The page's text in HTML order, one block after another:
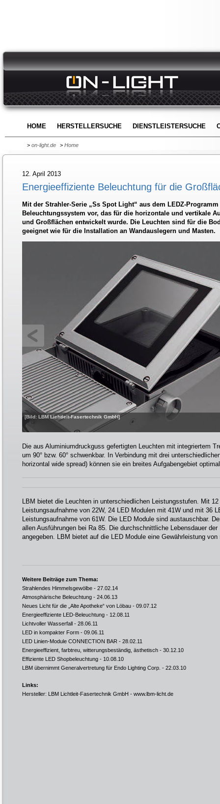
HOME HERSTELLERSUCHE DIENSTLEISTERSUCHE
> on-light.de > Home
12. April 2013
Energieeffiziente Beleuchtung für die
Mit der Strahler-Serie „Ss Spot Light“ aus dem LEDZ-
Beleuchtungssystem vor, das für die horizontale und vertikale
und Großflächen entwickelt wurde. Die Leuchten sind für die
geeignet wie für die Installation an Wandauslegern und Masten.
[Bild: LBM Lichtleit-Fasertechnik GmbH]
Die aus Aluminiumdruckguss gefertigten Leuchten mit integriertem
um 90° bzw. 60° schwenkbar. In Verbindung mit drei
horizontal wide spread) können sie ein breites Aufgabengebiet
LBM bietet die Leuchten in unterschiedlichen Leistungsstufen. Mit
Leistungsaufnahme von 22W, 24 LED Modulen mit 41W und mit 36
Leistungsaufnahme von 61W. Die LED Module sind austauschbar.
allen Ausführungen bei Ra 85. Die durchschnittliche Lebensdauer
angegeben. LBM bietet auf die LED Module eine Gewährleistung von
Weitere Beiträge zum Thema:
Strahlendes Himmelsgewölbe - 27.02.14
Atmosphärische Beleuchtung - 24.06.13
Neues Licht für die „Alte Apotheke“ von Löbau - 09.07.12
Energieeffiziente LED-Beleuchtung - 12.08.11
Lichtvoller Wasserfall - 28.06.11
LED in kompakter Form - 09.06.11
LED Linien-Module CONNECTION BAR - 28.02.11
Energieeffizient, farbtreu, witterungsbeständig, ästhetisch - 30.12.10
Effiziente LED Shopbeleuchtung - 10.08.10
LBM übernimmt Generalvertretung für Endo Lighting Corp. - 22.03.10
Links:
Hersteller: LBM Lichtleit-Fasertechnik GmbH - www.lbm-licht.de